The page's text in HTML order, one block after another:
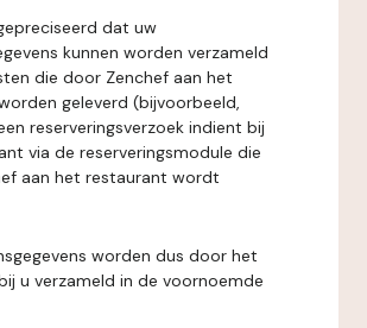
dat uw
kunnen worden verzameld
die door Zenchef aan het
geleverd (bijvoorbeeld,
reserveringsverzoek indient bij
via de reserveringsmodule die
aan het restaurant wordt
worden dus door het
u verzameld in de voornoemde